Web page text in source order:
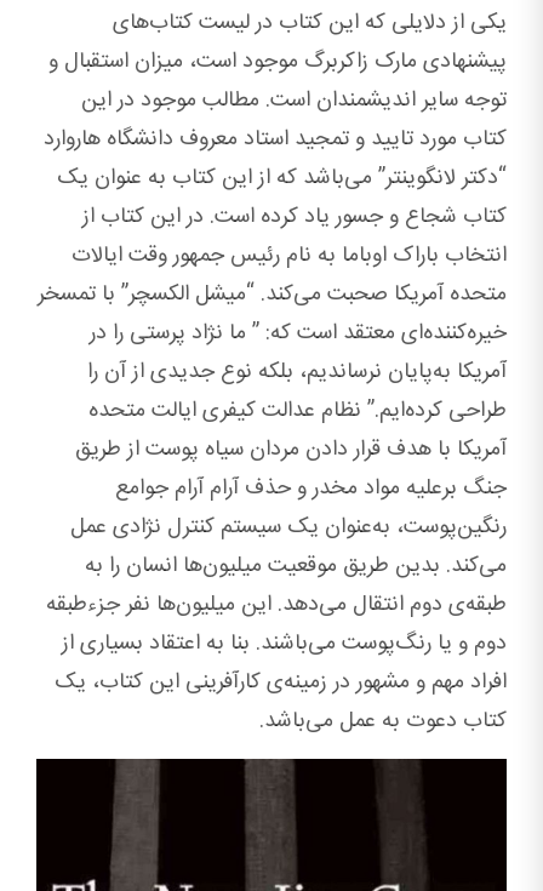
یکی از دلایلی که این کتاب در لیست کتاب‌های
پیشنهادی مارک زاکربرگ موجود است، میزان استقبال و
توجه سایر اندیشمندان است. مطالب موجود در این
کتاب مورد تایید و تمجید استاد معروف دانشگاه هاروارد
“دکتر لانگوینتر” می‌باشد که از این کتاب به ‌عنوان یک
کتاب شجاع و جسور یاد کرده است. در این کتاب از
انتخاب باراک اوباما به ‌نام رئیس جمهور وقت ایالات
متحده آمریکا صحبت می‌کند. “میشل الکسچر” با تمسخر
خیره‌کننده‌ای معتقد است که: ” ما نژاد پرستی را در
آمریکا به‌پایان نرساندیم، بلکه نوع جدیدی از آن را
طراحی کرده‌ایم.” نظام عدالت کیفری ایالت متحده
آمریکا با هدف قرار دادن مردان سیاه پوست از طریق
جنگ بر‌علیه مواد مخدر و حذف آرام ‌آرام جوامع
رنگین‌پوست، به‌عنوان یک سیستم کنترل نژادی عمل
می‌کند. بدین طریق موقعیت میلیون‌ها انسان را به
‌طبقه‌ی دوم انتقال می‌دهد. این میلیون‌ها نفر جزءطبقه
دوم و یا رنگ‌پوست می‌باشند. بنا به ‌اعتقاد بسیاری از
افراد مهم و مشهور در زمینه‌ی کارآفرینی این کتاب، یک
کتاب دعوت به عمل می‌باشد.